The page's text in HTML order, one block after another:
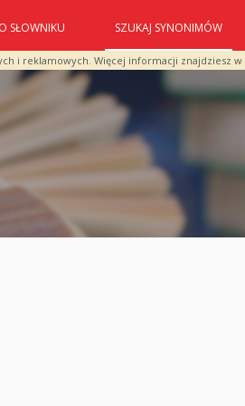
i reklamowych. Więcej informacji znajdziesz w
O SŁOWNIKU SZUKAJ SYNONIMÓW